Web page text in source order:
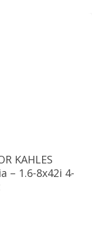
KAHLES
– 1.6-8x42i 4-